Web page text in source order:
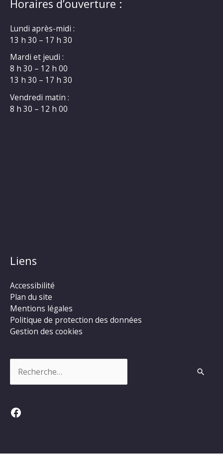
Horaires d’ouverture :
Lundi après-midi :
13 h 30 – 17 h 30
Mardi et jeudi :
8 h 30 – 12 h 00
13 h 30 – 17 h 30
Vendredi matin :
8 h 30 – 12 h 00
Liens
Accessibilité
Plan du site
Mentions légales
Politique de protection des données
Gestion des cookies
Facebook